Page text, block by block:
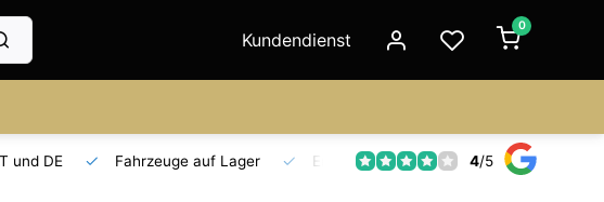
Kundendienst
0
und DE Fahrzeuge auf Lager Ersatzteilversorgung Seit 18
4/5